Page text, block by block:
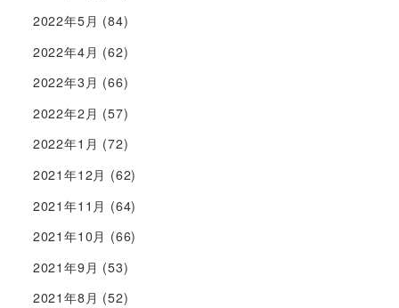
2022年5月 (84)
2022年4月 (62)
2022年3月 (66)
2022年2月 (57)
2022年1月 (72)
2021年12月 (62)
2021年11月 (64)
2021年10月 (66)
2021年9月 (53)
2021年8月 (52)